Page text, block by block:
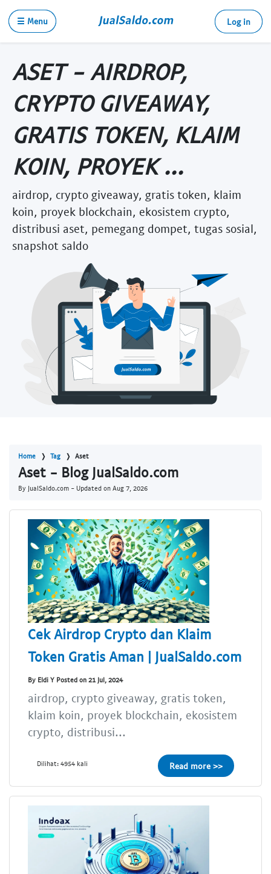
☰ Menu Log in
ASET - AIRDROP,
CRYPTO GIVEAWAY,
GRATIS TOKEN, KLAIM
KOIN, PROYEK ...
airdrop, crypto giveaway, gratis token, klaim
koin, proyek blockchain, ekosistem crypto,
distribusi aset, pemegang dompet, tugas sosial,
snapshot saldo
Home Tag Aset
Aset - Blog JualSaldo.com
By JualSaldo.com - Updated on Aug 7, 2026
Cek Airdrop Crypto dan Klaim
Token Gratis Aman | JualSaldo.com
By Eldi Y Posted on 21 Jul, 2024
airdrop, crypto giveaway, gratis token,
klaim koin, proyek blockchain, ekosistem
crypto, distribusi...
Dilihat: 4954 kali Read more >>